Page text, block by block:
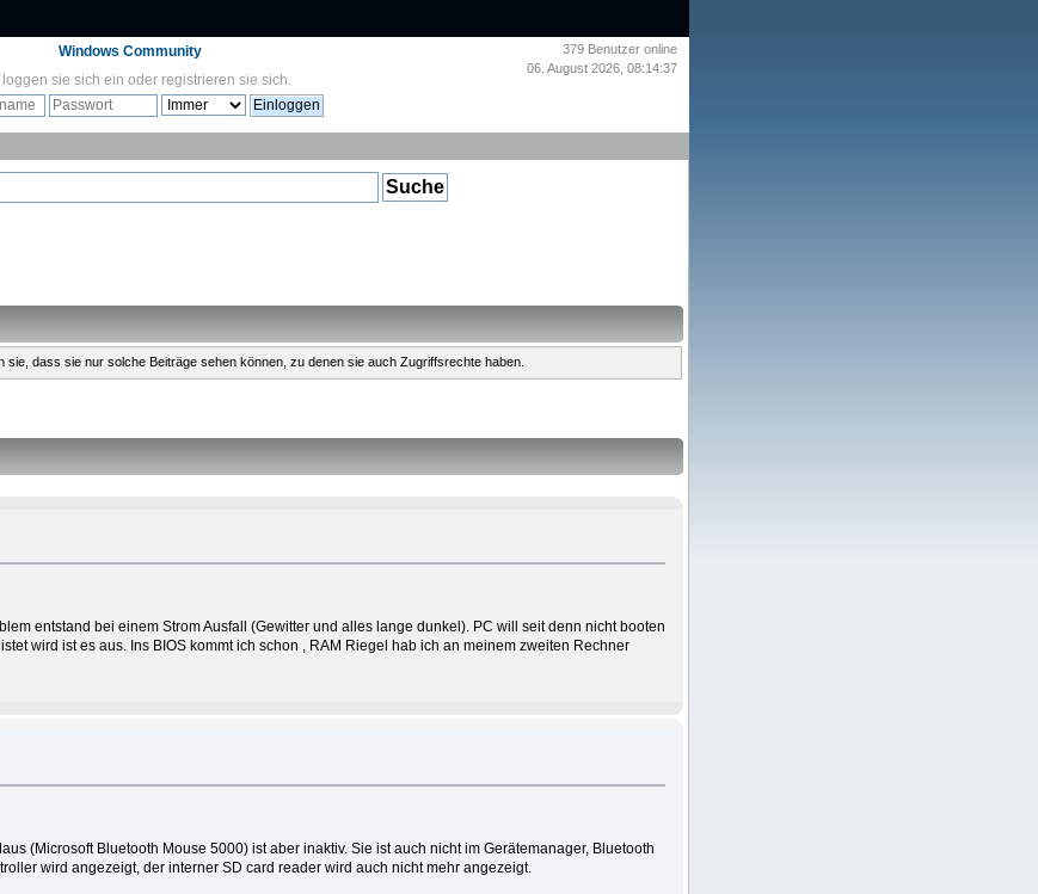
379 Benutzer online
06. August 2026, 08:14:37
Windows Community
loggen sie sich ein oder registrieren sie sich.
dass sie nur solche Beiträge sehen können, zu denen sie auch Zugriffsrechte haben.
entstand bei einem Strom Ausfall (Gewitter und alles lange dunkel). PC will seit denn nicht booten
wird ist es aus. Ins BIOS kommt ich schon , RAM Riegel hab ich an meinem zweiten Rechner
(Microsoft Bluetooth Mouse 5000) ist aber inaktiv. Sie ist auch nicht im Gerätemanager, Bluetooth
wird angezeigt, der interner SD card reader wird auch nicht mehr angezeigt.